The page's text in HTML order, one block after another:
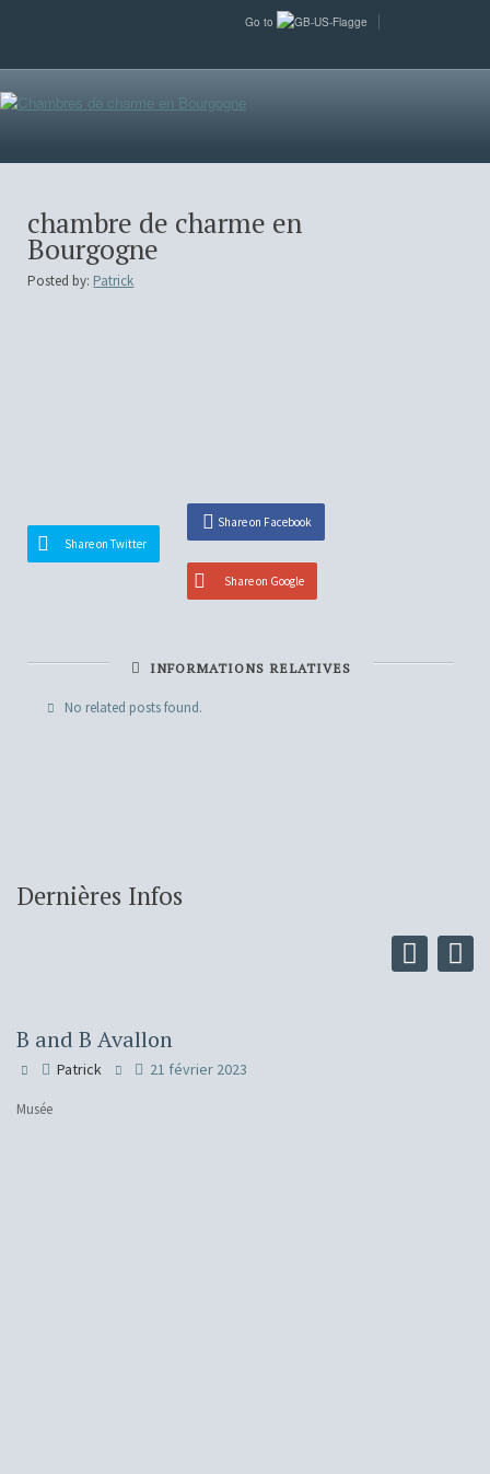
Go to
chambre de charme en
Bourgogne
Posted by: Patrick
Share on Twitter
Share on Facebook
Share on Google
INFORMATIONS RELATIVES
No related posts found.
Dernières Infos
B and B Avallon
Patrick 21 février 2023
Musée